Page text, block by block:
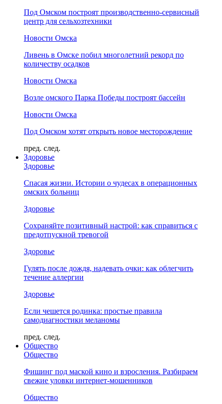
Под Омском построят производственно-сервисный
центр для сельхозтехники
Новости Омска
Ливень в Омске побил многолетний рекорд по
количеству осадков
Новости Омска
Возле омского Парка Победы построят бассейн
Новости Омска
Под Омском хотят открыть новое месторождение
пред. след.
Здоровье
Здоровье
Спасая жизни. Истории о чудесах в операционных
омских больниц
Здоровье
Сохраняйте позитивный настрой: как справиться с
предотпускной тревогой
Здоровье
Гулять после дождя, надевать очки: как облегчить
течение аллергии
Здоровье
Если чешется родинка: простые правила
самодиагностики меланомы
пред. след.
Общество
Общество
Фишинг под маской кино и взросления. Разбираем
свежие уловки интернет-мошенников
Общество